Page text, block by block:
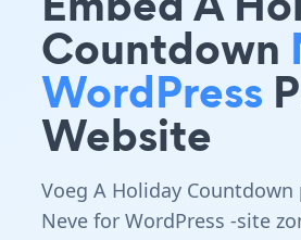
Countdown
WordPress
Website
Voeg A Holiday
Neve for WordPress -site